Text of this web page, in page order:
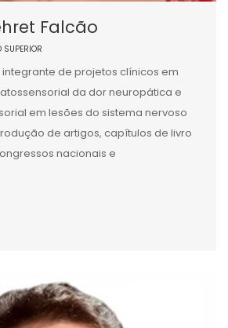
Falcão
SUPERIOR
de projetos clínicos em
da dor neuropática e
em lesões do sistema nervoso
de artigos, capítulos de livro
nacionais e